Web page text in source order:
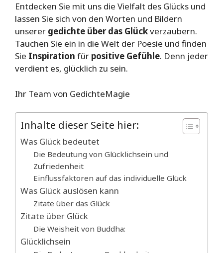
Entdecken Sie mit uns die Vielfalt des Glücks und
lassen Sie sich von den Worten und Bildern
unserer gedichte über das Glückverzaubern.
Tauchen Sie ein in die Welt der Poesie und finden
Sie Inspiration für positive Gefühle. Denn jeder
verdient es, glücklich zu sein.
Ihr Team von GedichteMagie
Inhalte dieser Seite hier:
Was Glück bedeutet
Die Bedeutung von Glücklichsein und
Zufriedenheit
Einflussfaktoren auf das individuelle Glück
Was Glück auslösen kann
Zitate über das Glück
Zitate über Glück
Die Weisheit von Buddha:
Glücklichsein